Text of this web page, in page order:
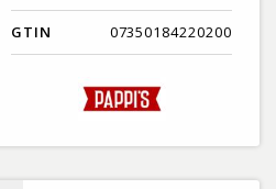
GTIN 07350184220200